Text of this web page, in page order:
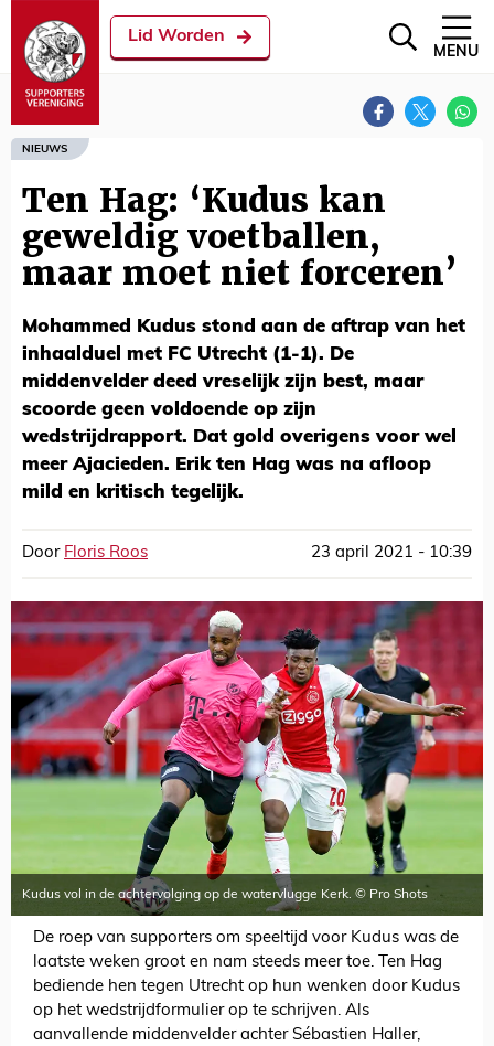
Lid Worden
MENU
NIEUWS
Ten Hag: ‘Kudus kan
geweldig voetballen,
maar moet niet forceren’
Mohammed Kudus stond aan de aftrap van het
inhaalduel met FC Utrecht (1-1). De
middenvelder deed vreselijk zijn best, maar
scoorde geen voldoende op zijn
wedstrijdrapport. Dat gold overigens voor wel
meer Ajacieden. Erik ten Hag was na afloop
mild en kritisch tegelijk.
Door Floris Roos 23 april 2021 - 10:39
Kudus vol in de achtervolging op de watervlugge Kerk. © Pro Shots
De roep van supporters om speeltijd voor Kudus was de
laatste weken groot en nam steeds meer toe. Ten Hag
bediende hen tegen Utrecht op hun wenken door Kudus
op het wedstrijdformulier op te schrijven. Als
aanvallende middenvelder achter Sébastien Haller,